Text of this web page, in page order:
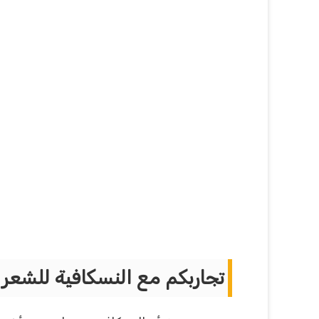
تجاربكم مع النسكافية